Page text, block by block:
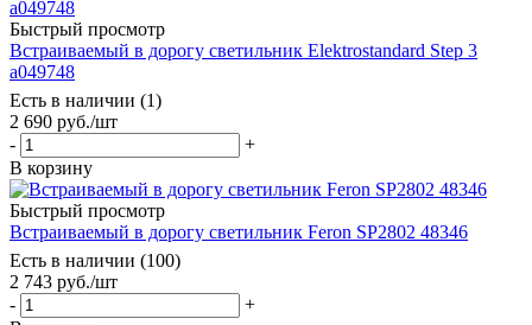
Быстрый просмотр
Встраиваемый в дорогу светильник Elektrostandard Step 3
a049748
Есть в наличии (1)
2 690 руб./шт
-
+
В корзину
Быстрый просмотр
Встраиваемый в дорогу светильник Feron SP2802 48346
Есть в наличии (100)
2 743 руб./шт
-
+